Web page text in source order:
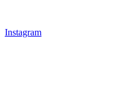
Instagram